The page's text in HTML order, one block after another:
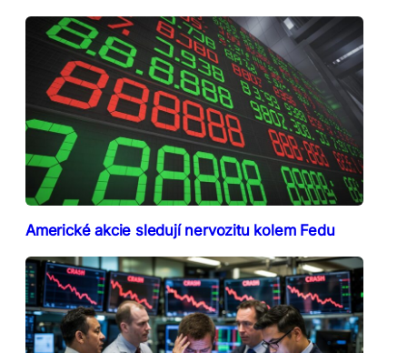
Americké akcie sledují nervozitu kolem Fedu